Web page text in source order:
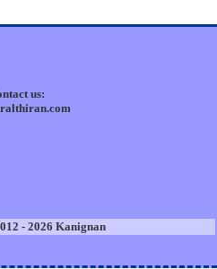
us:
- 2026 Kanignan